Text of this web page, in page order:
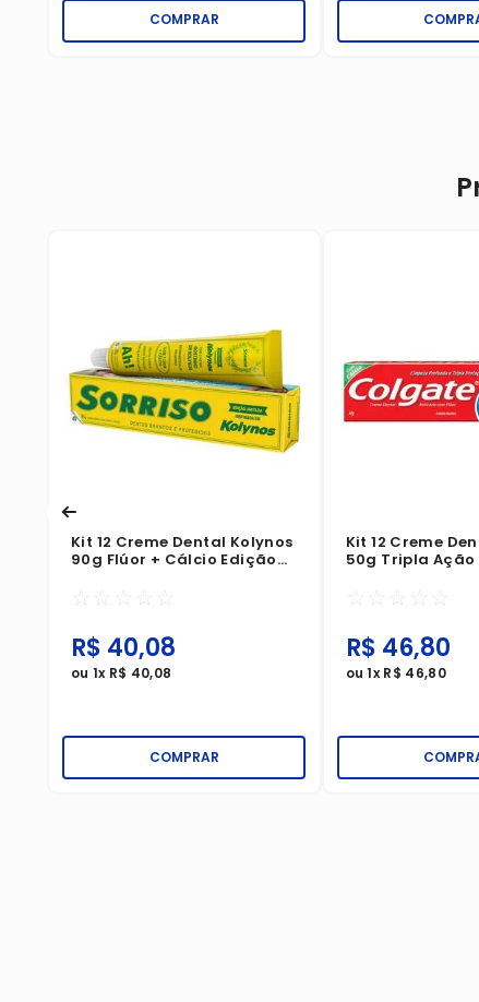
COMPRAR
Kit 12 Creme Dental Kolynos
90g Flúor + Cálcio Edição
☆ ☆ ☆ ☆ ☆
R$ 40,08
ou 1x R$ 40,08
COMPRAR
Kit 12 Creme
50g Tripla Ação
☆ ☆ ☆ ☆ ☆
R$ 46,80
ou1xR$ 46,80